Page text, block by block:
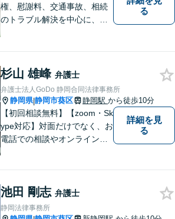
権、慰謝料、交通事故、相続
のトラブル解決を中心に、一
談も、お任せください。【静
岡市の弁護士】
る
杉山 雄峰 弁護士
弁護士法人GoDo 静岡合同法律事務所
静岡県|静岡市葵区 静岡駅 から徒歩10分
【初回相談無料】【zoom・Sk
ype対応】対面だけでなく、お
電話での相談やオンライン相
だける最善の解決を目指しま
す。【ウェブ予約システムで
迅速な対応】
詳細を見
る
池田 剛志 弁護士
静岡法律事務所